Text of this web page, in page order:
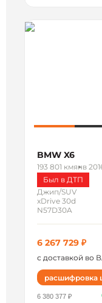
BMW X6
193 801 кмянв
Был в ДТП
Джип/SUV
xDrive 30d
N57D30A
6 267 729 ₽
с доставкой во
расшифровка
6 380 377 ₽